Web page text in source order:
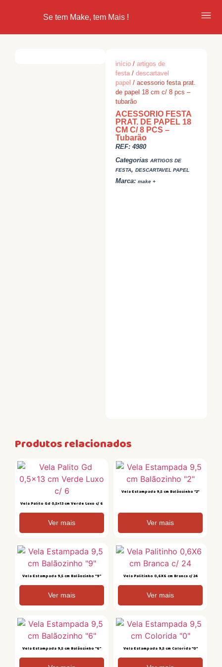
Se tem Make, tem Mais !
início /artigos de
festa /descartavel
papel / acessorio festa prat.
de papel 18 cm c/ 8 pcs –
tubarão
ACESSORIO FESTA
PRAT. DE PAPEL 18
CM C/ 8 PCS –
Tubarão
REF:4980
Categorias ARTIGOS DE
FESTA,DESCARTAVEL PAPEL
Marca:make +
Produtos relacionados
Vela Palito Gd 0,5×13 cm Verde Luxo c/ 6
Ver mais
Vela Estampada 9,5 cm Balãozinho “2”
Ver mais
Vela Estampada 9,5 cm Balãozinho “9”
Ver mais
Vela Palitinho 0,6X6 cm Branca c/ 24
Ver mais
Vela Estampada 9,5 cm Balãozinho “6” Vela Estampada 9,5 cm Colorida “0”